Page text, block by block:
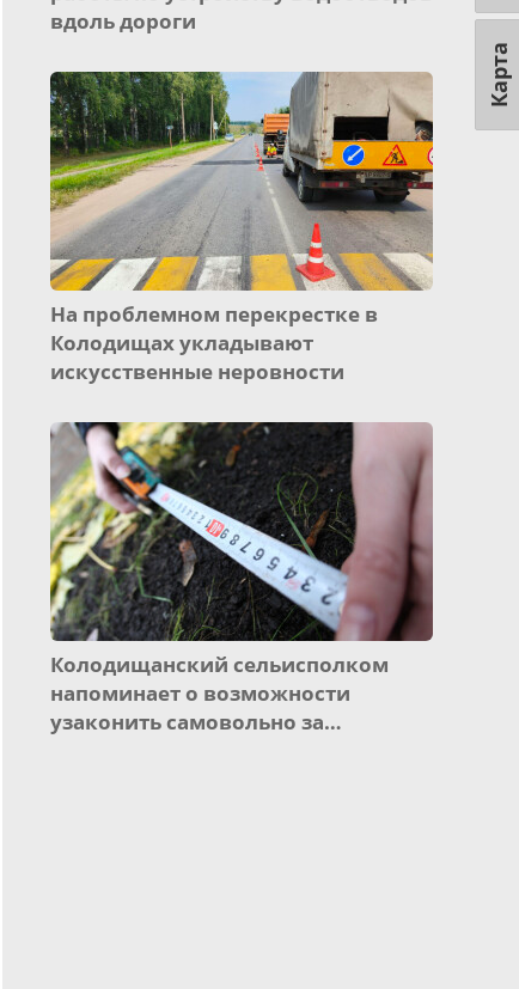
вдоль дороги
На проблемном перекрестке в
Колодищах укладывают
искусственные неровности
Колодищанский сельисполком
напоминает о возможности
узаконить самовольно за…
Карта